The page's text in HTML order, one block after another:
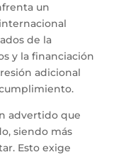
un
de la
y la financiación
adicional
advertido que
siendo más
Esto exige